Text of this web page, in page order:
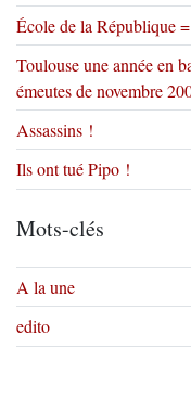
École de la République
Toulouse une année en
émeutes de novembre
Assassins !
Ils ont tué Pipo !
Mots-clés
A la une
edito